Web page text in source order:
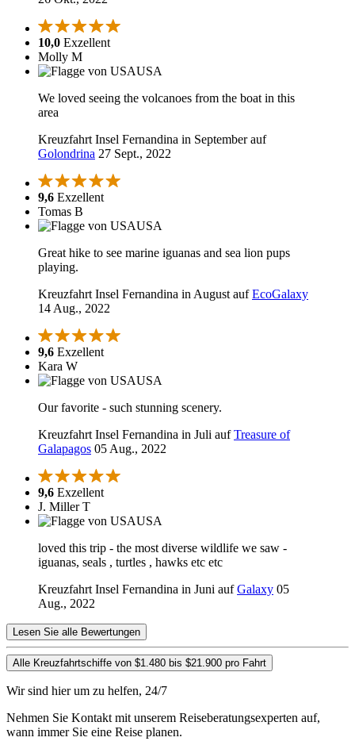
10,0 Exzellent
Molly M
USA
We loved seeing the volcanoes from the boat in this
area
Kreuzfahrt Insel Fernandina in September auf
Golondrina 27 Sept., 2022
9,6 Exzellent
Tomas B
USA
Great hike to see marine iguanas and sea lion pups
playing.
Kreuzfahrt Insel Fernandina in August aufEcoGalaxy
14 Aug., 2022
9,6 Exzellent
Kara W
USA
Our favorite - such stunning scenery.
Kreuzfahrt Insel Fernandina in Juli aufTreasure of
Galapagos 05 Aug., 2022
9,6 Exzellent
J. Miller T
USA
loved this trip - the most diverse wildlife we saw -
iguanas, seals , turtles , hawks etc etc
Kreuzfahrt Insel Fernandina in Juni aufGalaxy 05
Aug., 2022
Lesen Sie alle Bewertungen
Alle Kreuzfahrtschiffe von $1.480 bis $21.900 pro Fahrt
Wir sind hier um zu helfen, 24/7
Nehmen Sie Kontakt mit unserem Reiseberatungsexperten auf,
wann immer Sie eine Reise planen.